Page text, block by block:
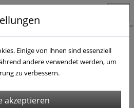
Einige von ihnen sind essenziell
andere verwendet werden, um
zu verbessern.